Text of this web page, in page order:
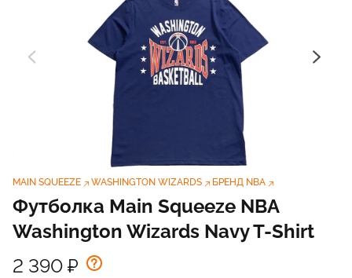
MAIN SQUEEZE WASHINGTON WIZARDS БРЕНД NBA
Футболка Main Squeeze NBA
Washington Wizards Navy T-Shirt
2 390 ₽